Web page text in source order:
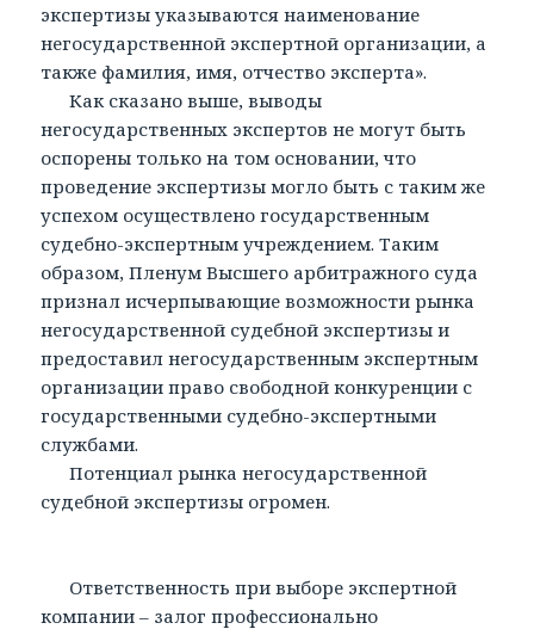
экспертизы указываются наименование
негосударственной экспертной организации, а
также фамилия, имя, отчество эксперта».
Как сказано выше, выводы
негосударственных экспертов не могут быть
оспорены только на том основании, что
проведение экспертизы могло быть с таким же
успехом осуществлено государственным
судебно-экспертным учреждением. Таким
образом, Пленум Высшего арбитражного суда
признал исчерпывающие возможности рынка
негосударственной судебной экспертизы и
предоставил негосударственным экспертным
организации право свободной конкуренции с
государственными судебно-экспертными
службами.
Потенциал рынка негосударственной
судебной экспертизы огромен.
Ответственность при выборе экспертной
компании – залог профессионально